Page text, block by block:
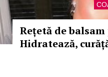
Rețetă de
Hidratează,